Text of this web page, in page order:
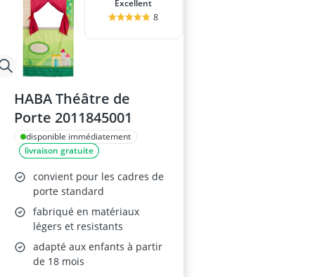
Excellent
8
HABA Théâtre de
Porte 2011845001
disponible immédiatement
livraison gratuite
convient pour les cadres de
porte standard
fabriqué en matériaux
légers et resistants
adapté aux enfants à partir
de 18 mois